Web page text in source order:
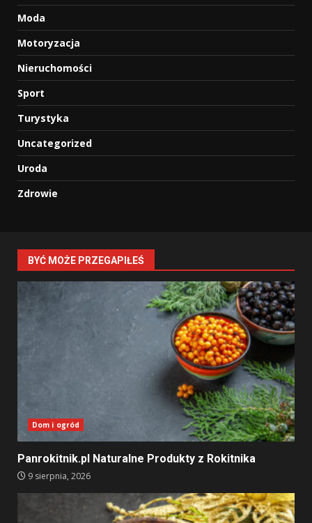
Moda
Motoryzacja
Nieruchomości
Sport
Turystyka
Uncategorized
Uroda
Zdrowie
BYĆ MOŻE PRZEGAPIŁEŚ
Dom i ogród
Panrokitnik.pl Naturalne Produkty z Rokitnika
9 sierpnia, 2026